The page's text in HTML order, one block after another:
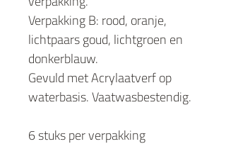
Verpakking B: rood, oranje,
lichtpaars goud, lichtgroen en
donkerblauw.
Gevuld met Acrylaatverf op
waterbasis. Vaatwasbestendig.
6 stuks per verpakking